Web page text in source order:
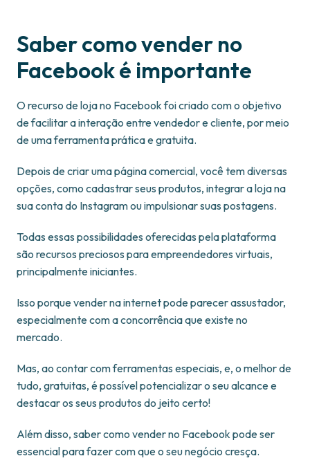
Saber como vender no
Facebook é importante
O recurso de loja no Facebook foi criado com o objetivo
de facilitar a interação entre vendedor e cliente, por meio
de uma ferramenta prática e gratuita.
Depois de criar uma página comercial, você tem diversas
opções, como cadastrar seus produtos, integrar a loja na
sua conta do Instagram ou impulsionar suas postagens.
Todas essas possibilidades oferecidas pela plataforma
são recursos preciosos para empreendedores virtuais,
principalmente iniciantes.
Isso porque vender na internet pode parecer assustador,
especialmente com a concorrência que existe no
mercado.
Mas, ao contar com ferramentas especiais, e, o melhor de
tudo, gratuitas, é possível potencializar o seu alcance e
destacar os seus produtos do jeito certo!
Além disso, saber como vender no Facebook pode ser
essencial para fazer com que o seu negócio cresça.